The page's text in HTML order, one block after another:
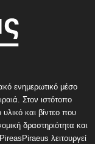
ενημερωτικό μέσο
Στον ιστότοπο
και βίντεο που
δραστηριότητα και
λειτουργεί